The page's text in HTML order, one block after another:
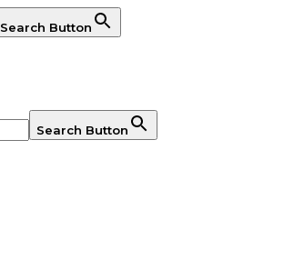
Search Button
Search Button